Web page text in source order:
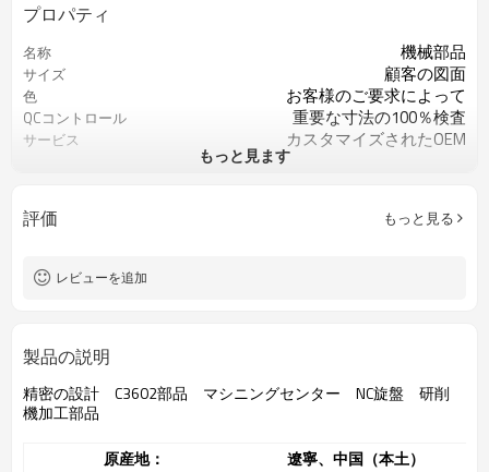
プロパティ
名称 機械部品
サイズ 顧客の図面
色 お客様のご要求によって
QCコントロール 重要な寸法の100％検査
サービス カスタマイズされたOEM
過程
加工機械 マシニングセンター
もっと見ます
評価 もっと見る
レビューを追加
製品の説明
精密の設計 C3602部品 マシニングセンター NC旋盤 研削
機加工部品
原産地：
遼寧、中国（本土）